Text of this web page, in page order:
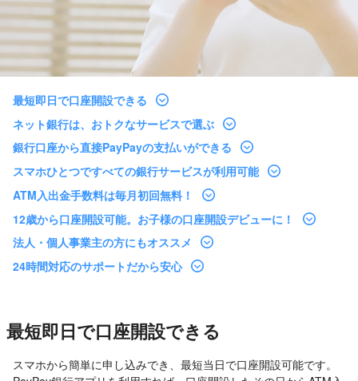
最短即日で口座開設できる
ネット銀行は、おトクなサービスで選ぶ
銀行口座から直接PayPayの支払いができる
スマホひとつですべての銀行サービスが利用可能
ATM入出金手数料は毎月初回無料！
12歳から口座開設可能。お子様の口座開設デビューに！
法人・個人事業主の方にもオススメ
24時間対応のサポートだから安心
最短即日で口座開設できる
スマホから簡単に申し込みでき、最短当日で口座開設可能です。